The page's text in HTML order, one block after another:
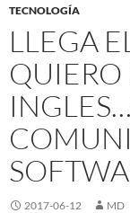
TECNOLOGÍA
LLEGA
QUIERO
2017-06-12 MD